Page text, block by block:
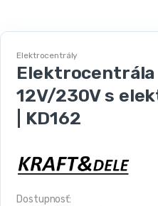
Elektrocentrály
Elektrocentrála
12V/230V s
| KD162
Dostupnosť: